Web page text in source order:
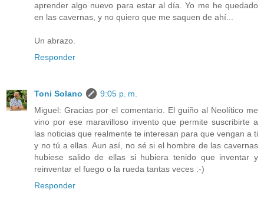
aprender algo nuevo para estar al día. Yo me he quedado
en las cavernas, y no quiero que me saquen de ahí...
Un abrazo.
Responder
Toni Solano
9:05 p. m.
Miguel: Gracias por el comentario. El guiño al Neolítico me
vino por ese maravilloso invento que permite suscribirte a
las noticias que realmente te interesan para que vengan a ti
y no tú a ellas. Aun así, no sé si el hombre de las cavernas
hubiese salido de ellas si hubiera tenido que inventar y
reinventar el fuego o la rueda tantas veces :-)
Responder